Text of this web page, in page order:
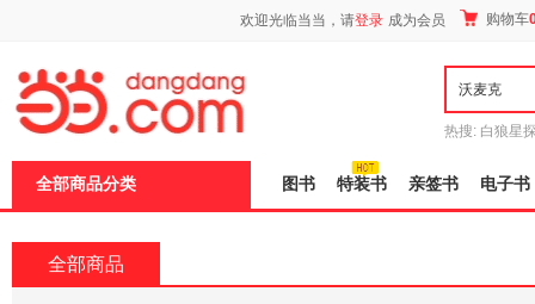
欢迎光临当当，请登录 成为会员 购物车
热搜: 白狼星
全部商品分类 图书 特装书 亲签书 电子书
全部商品
页
加